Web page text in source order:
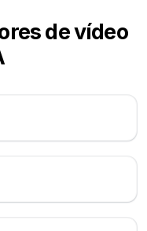
de vídeo